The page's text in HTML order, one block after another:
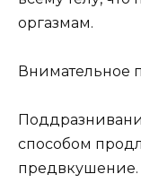
оргазмам.
Внимательное
способом